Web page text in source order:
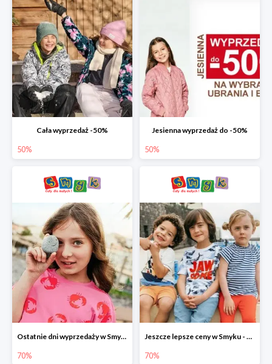
Cała wyprzedaż -50%
50%
Jesienna wyprzedaż do -50%
50%
Ostatnie dni wyprzedaży w Smyku - ubrania i buty do -70%
70%
Jeszcze lepsze ceny w Smyku - ubrania i buty do -70%
70%